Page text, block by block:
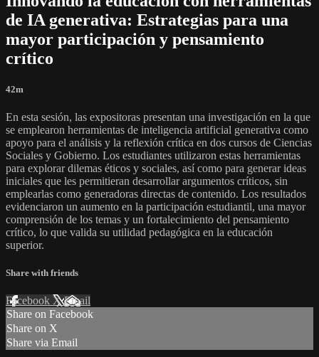
de IA generativa: Estrategias para una
mayor participación y pensamiento
crítico
42m
En esta sesión, las expositoras presentan una investigación en la que
se emplearon herramientas de inteligencia artificial generativa como
apoyo para el análisis y la reflexión crítica en dos cursos de Ciencias
Sociales y Gobierno. Los estudiantes utilizaron estas herramientas
para explorar dilemas éticos y sociales, así como para generar ideas
iniciales que les permitieran desarrollar argumentos críticos, sin
emplearlas como generadoras directas de contenido. Los resultados
evidenciaron un aumento en la participación estudiantil, una mayor
comprensión de los temas y un fortalecimiento del pensamiento
crítico, lo que valida su utilidad pedagógica en la educación
superior.
Share with friends
Facebook XEmail
Share on Facebook
Share on X
Share via Email